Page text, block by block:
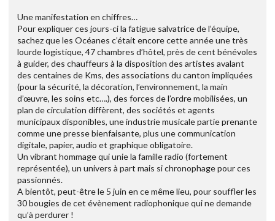
Une manifestation en chiffres…
Pour expliquer ces jours-ci la fatigue salvatrice de l’équipe,
sachez que les Océanes c’était encore cette année une très
lourde logistique, 47 chambres d’hôtel, près de cent bénévoles
à guider, des chauffeurs à la disposition des artistes avalant
des centaines de Kms, des associations du canton impliquées
(pour la sécurité, la décoration, l’environnement, la main
d’œuvre, les soins etc….), des forces de l’ordre mobilisées, un
plan de circulation diffèrent, des sociétés et agents
municipaux disponibles, une industrie musicale partie prenante
comme une presse bienfaisante, plus une communication
digitale, papier, audio et graphique obligatoire.
Un vibrant hommage qui unie la famille radio (fortement
représentée), un univers à part mais si chronophage pour ces
passionnés.
A bientôt, peut-être le 5 juin en ce même lieu, pour souffler les
30 bougies de cet évènement radiophonique qui ne demande
qu’à perdurer !